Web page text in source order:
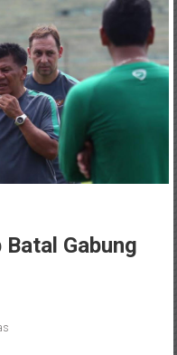
Gabung